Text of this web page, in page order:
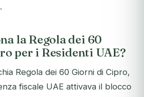
la Regola dei 60
per i Residenti UAE?
Regola dei 60 Giorni di Cipro,
fiscale UAE attivava il blocco